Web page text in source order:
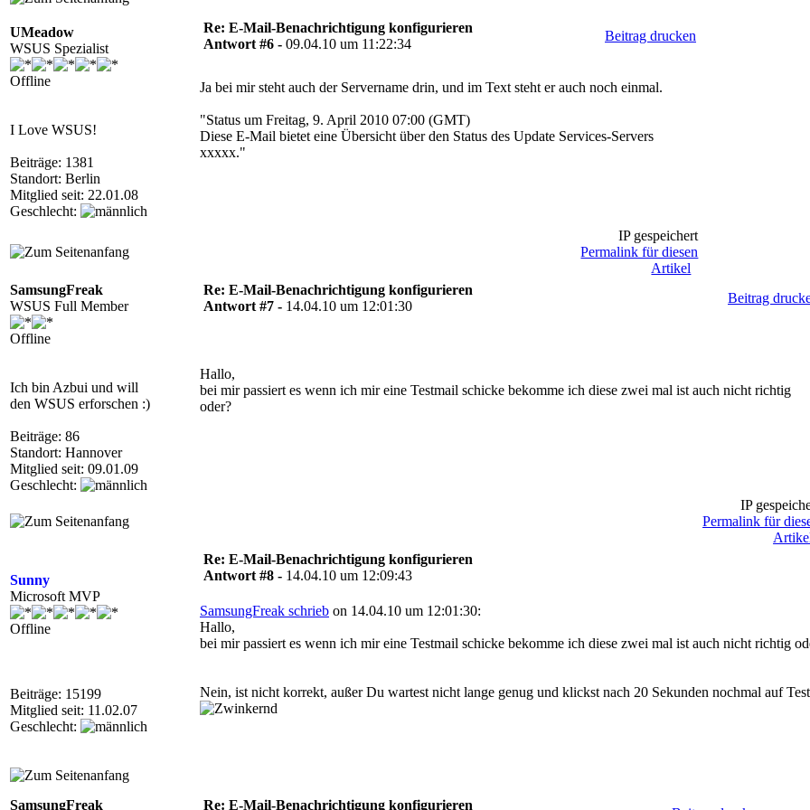
UMeadow
WSUS Spezialist
Offline
I Love WSUS!
Beiträge: 1381
Standort: Berlin
Mitglied seit: 22.01.08
Geschlecht:
Re: E-Mail-Benachrichtigung konfigurieren
Antwort #6 - 09.04.10 um 11:22:34
Beitrag drucken
Ja bei mir steht auch der Servername drin, und im Text steht er auch noch einmal.
"Status um Freitag, 9. April 2010 07:00 (GMT)
Diese E-Mail bietet eine Übersicht über den Status des Update Services-Servers
xxxxx."
IP gespeichert
Permalink für diesen
Artikel
SamsungFreak
WSUS Full Member
Offline
Ich bin Azbui und will
den WSUS erforschen :)
Beiträge: 86
Standort: Hannover
Mitglied seit: 09.01.09
Geschlecht:
Re: E-Mail-Benachrichtigung konfigurieren
Antwort #7 - 14.04.10 um 12:01:30
Beitrag
Hallo,
bei mir passiert es wenn ich mir eine Testmail schicke bekomme ich diese zwei mal ist auch nicht richtig
oder?
IP
Permalink für
Sunny
Microsoft MVP
Offline
Beiträge: 15199
Mitglied seit: 11.02.07
Geschlecht:
Re: E-Mail-Benachrichtigung konfigurieren
Antwort #8 - 14.04.10 um 12:09:43
SamsungFreak schrieb on 14.04.10 um 12:01:30:
Hallo,
bei mir passiert es wenn ich mir eine Testmail schicke bekomme ich diese zwei mal ist auch nicht richtig
Nein, ist nicht korrekt, außer Du wartest nicht lange genug und klickst nach 20 Sekunden nochmal auf
SamsungFreak
Re: E-Mail-Benachrichtigung konfigurieren